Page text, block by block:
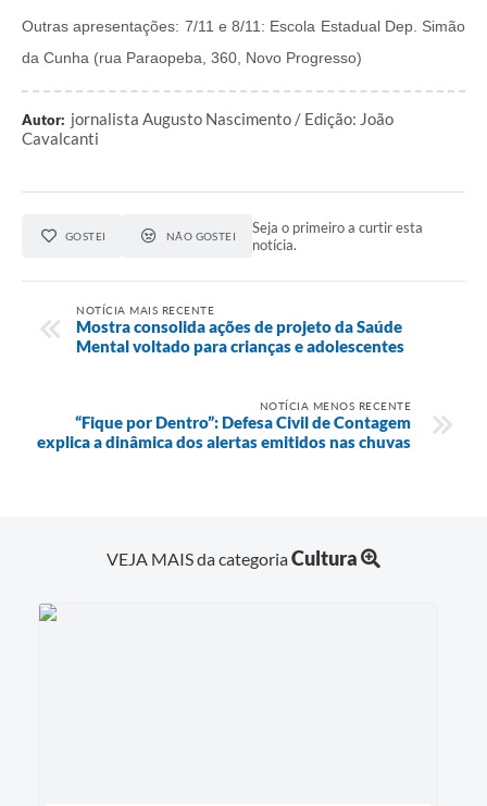
Outras apresentações: 7/11 e 8/11: Escola Estadual Dep. Simão
da Cunha (rua Paraopeba, 360, Novo Progresso)
Autor: jornalista Augusto Nascimento / Edição: João
Cavalcanti
GOSTEI NÃO GOSTEI
Seja o primeiro a curtir esta
notícia.
NOTÍCIA MAIS RECENTE
Mostra consolida ações de projeto da Saúde
Mental voltado para crianças e adolescentes
NOTÍCIA MENOS RECENTE
“Fique por Dentro”: Defesa Civil de Contagem
explica a dinâmica dos alertas emitidos nas chuvas
VEJA MAIS da categoriaCultura